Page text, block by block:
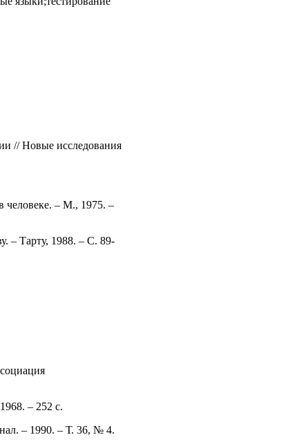
// Новые исследования
человеке. – М., 1975. –
– Тарту, 1988. – С. 89-
– 252 с.
– 1990. – Т. 36, № 4.